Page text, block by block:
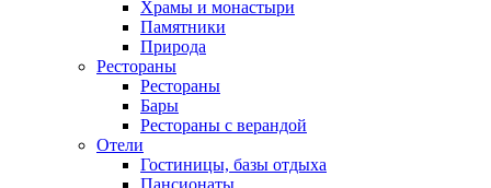
Храмы и монастыри
Памятники
Природа
Рестораны
Рестораны
Бары
Рестораны с верандой
Отели
Гостиницы, базы отдыха
Пансионаты